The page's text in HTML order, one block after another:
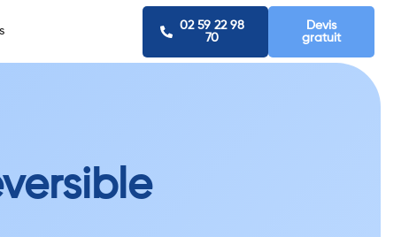
02 59 22 98
70
Devis
gratuit